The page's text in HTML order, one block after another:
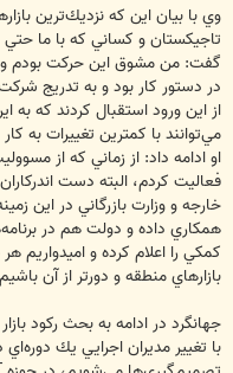
وي با بيان اين كه نزديك‌ترين
تاجيكستان و كساني كه با ما
گفت: من مشوق اين حركت بودم
در دستور كار بود و به تدريج
از اين ورود استقبال كردند كه به
مي‌توانند با كمترين تغييرات به كار
او ادامه داد: از زماني كه از
فعاليت ‌كردم، البته دست
خارجه و وزارت بازرگاني در اين
همكاري داده و دولت هم در
كمكي را اعلام كرده و اميدواريم
بازارهاي منطقه و دورتر از آن باشيم.
با تغيير مديران اجرايي يك